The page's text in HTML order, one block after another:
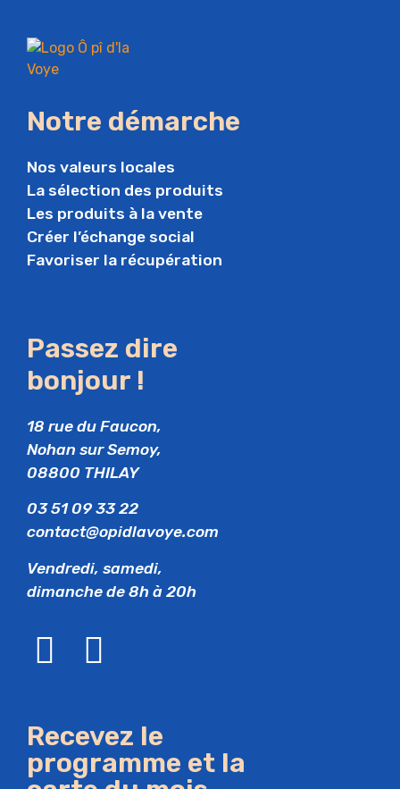
Notre démarche
Nos valeurs locales
La sélection des produits
Les produits à la vente
Créer l’échange social
Favoriser la récupération
Passez dire
bonjour !
18 rue du Faucon,
Nohan sur Semoy,
08800 THILAY
03 51 09 33 22
contact@opidlavoye.com
Vendredi, samedi,
dimanche de 8h à 20h
Recevez le
programme et la